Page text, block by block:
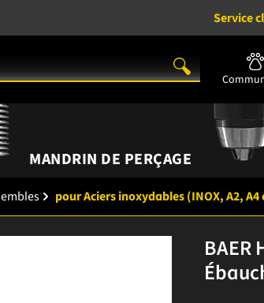
Service
MANDRIN DE PERÇAGE
pour Aciers inoxydables (INOX, A2, A4
BAER